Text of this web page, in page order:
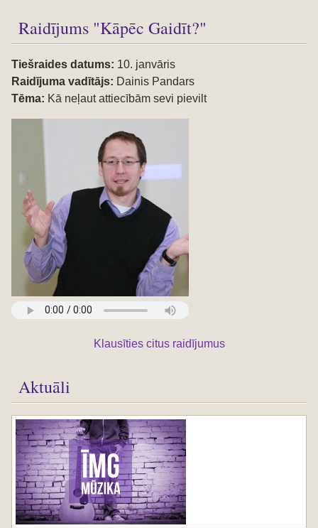
Raidījums "Kāpēc Gaidīt?"
Tiešraides datums: 10. janvāris
Raidījuma vadītājs: Dainis Pandars
Tēma: Kā neļaut attiecībām sevi pievilt
Klausīties citus raidījumus
Aktuāli